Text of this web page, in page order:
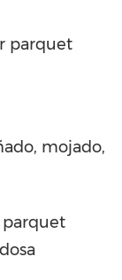
parquet
mojado,
parquet